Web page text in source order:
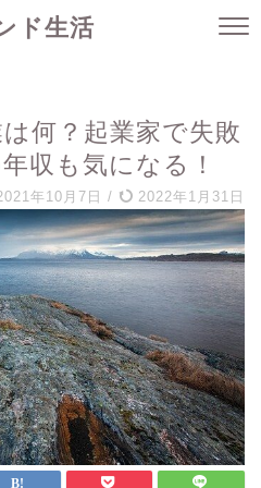
ド生活
何？起業家で失敗
収も気になる！
年10月7日 / 2022年1月31日